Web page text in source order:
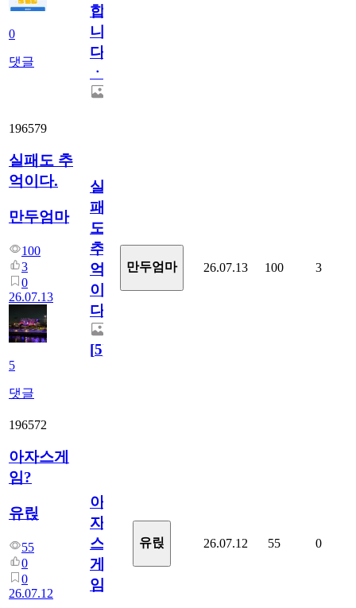
0
댓글
합
니
다
ㆍ
196579
실패도 추
억이다.
만두엄마
100
3
0
26.07.13
5
댓글
실
패
도
추
억
이
다.
[5]
만두엄마 26.07.13 100 3
196572
아자스게
임?
유릱
55
0
0
26.07.12
아
자
스
게
임?
유릱 26.07.12 55 0